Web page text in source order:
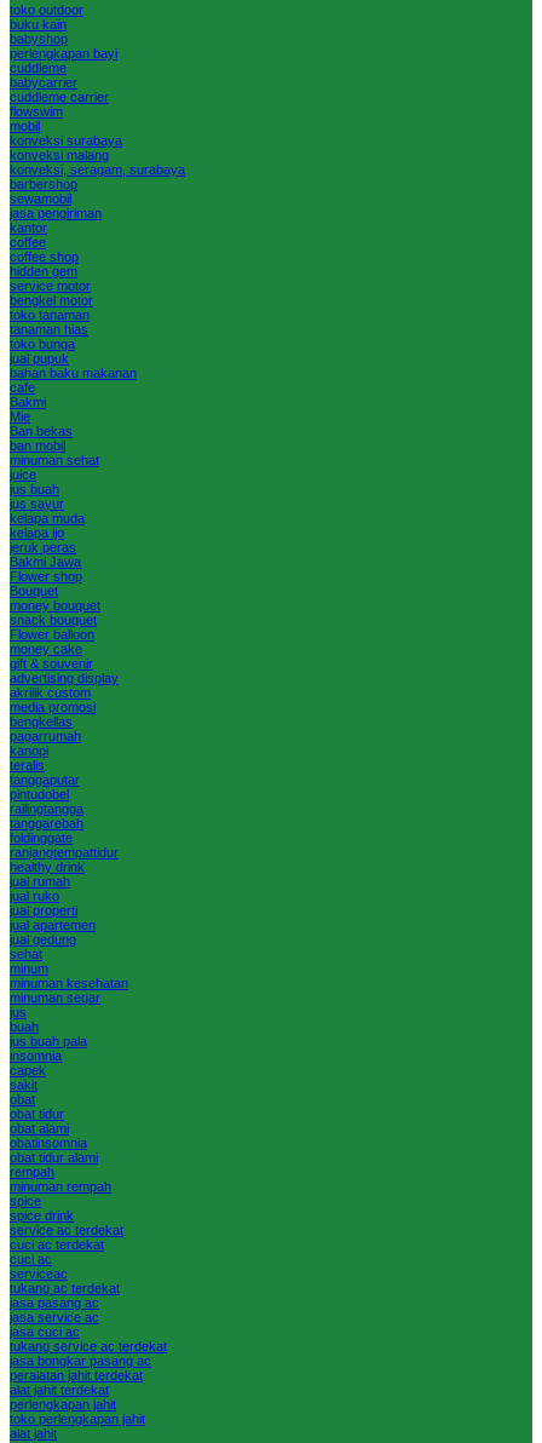
toko outdoor
buku kain
babyshop
perlengkapan bayi
cuddleme
babycarrier
cuddleme carrier
flowswim
mobil
konveksi surabaya
konveksi malang
konveksi, seragam, surabaya
barbershop
sewamobil
jasa pengiriman
kantor
coffee
coffee shop
hidden gem
service motor
bengkel motor
toko tanaman
tanaman hias
toko bunga
jual pupuk
bahan baku makanan
cafe
Bakmi
Mie
Ban bekas
ban mobil
minuman sehat
juice
jus buah
jus sayur
kelapa muda
kelapa ijo
jeruk peras
Bakmi Jawa
Flower shop
Bouquet
money bouquet
snack bouquet
Flower balloon
money cake
gift & souvenir
advertising display
akrilik custom
media promosi
bengkellas
pagarrumah
kanopi
teralis
tanggaputar
pintudobel
railingtangga
tanggarebah
foldinggate
ranjangtempattidur
healthy drink
jual rumah
jual ruko
jual properti
jual apartemen
jual gedung
sehat
minum
minuman kesehatan
minuman segar
jus
buah
jus buah pala
insomnia
capek
sakit
obat
obat tidur
obat alami
obatinsomnia
obat tidur alami
rempah
minuman rempah
spice
spice drink
service ac terdekat
cuci ac terdekat
cuci ac
serviceac
tukang ac terdekat
jasa pasang ac
jasa service ac
jasa cuci ac
tukang service ac terdekat
jasa bongkar pasang ac
peralatan jahit terdekat
alat jahit terdekat
perlengkapan jahit
toko perlengkapan jahit
alat jahit